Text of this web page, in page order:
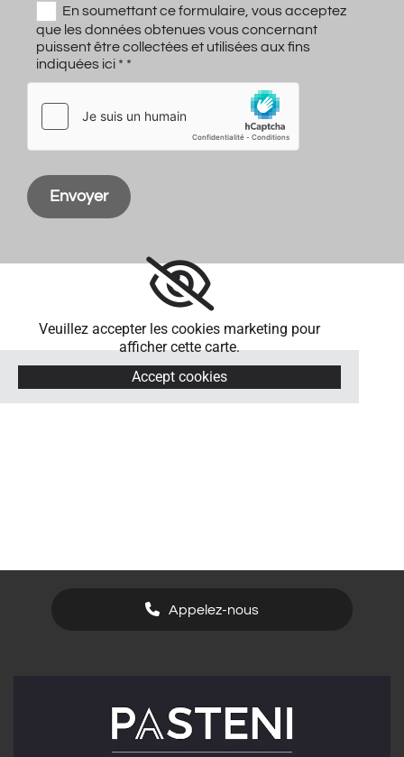
En soumettant ce formulaire, vous acceptez
que les données obtenues vous concernant
puissent être collectées et utilisées aux fins
indiquées ici * *
Veuillez accepter les cookies marketing pour
afficher cette carte.
Accept cookies
Appelez-nous